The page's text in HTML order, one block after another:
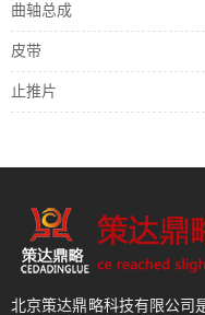
曲轴总成
皮带
止推片
北京策达鼎略科技有限公司